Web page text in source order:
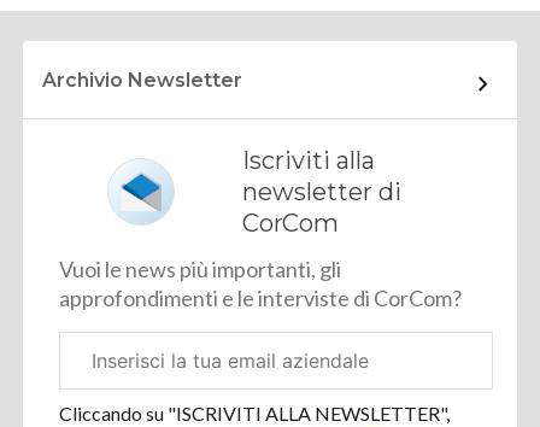
Archivio Newsletter
Iscriviti alla
newsletter di
CorCom
Vuoi le news più importanti, gli
approfondimenti e le interviste di CorCom?
aziendale
Cliccando su "ISCRIVITI ALLA NEWSLETTER",